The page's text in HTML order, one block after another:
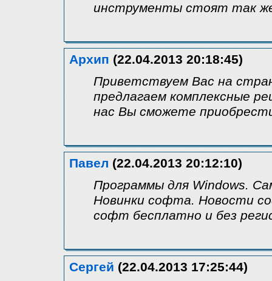
инструменты стоят так
Архип (22.04.2013 20:18:45)
Приветствуем Вас на
предлагаем комплексные
нас Вы сможете
Павел (22.04.2013 20:12:10)
Программы для Windows.
Новинки софта. Новости
софт бесплатно и без
Сергей (22.04.2013 17:25:44)